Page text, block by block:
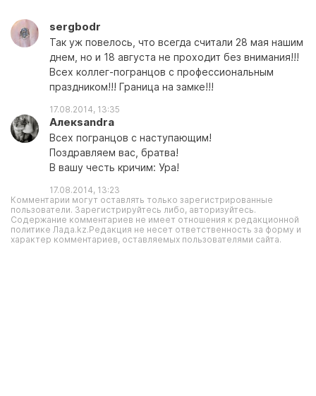
sergbodr
Так уж повелось, что всегда считали 28 мая нашим
днем, но и 18 августа не проходит без внимания!!!
Всех коллег-погранцов с профессиональным
праздником!!! Граница на замке!!!
17.08.2014, 13:35
Алекsandra
Всех погранцов с наступающим!
Поздравляем вас, братва!
В вашу честь кричим: Ура!
17.08.2014, 13:23
Комментарии могут оставлять только зарегистрированные
пользователи. Зарегистрируйтесь либо, авторизуйтесь.
Содержание комментариев не имеет отношения к редакционной
политике Лада.kz.Редакция не несет ответственность за форму и
характер комментариев, оставляемых пользователями сайта.